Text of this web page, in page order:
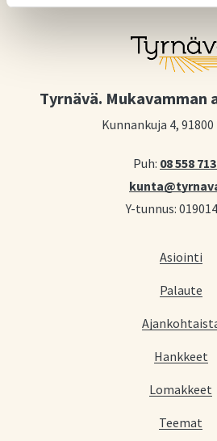
Tyrnävä. Mukavamman
Kunnankuja 4, 91800
Puh: 08 558
Y-tunnus:
Asiointi
Palaute
Hankkeet
Lomakkeet
Teemat